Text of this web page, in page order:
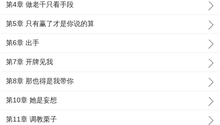
第4章 做老千只看手段
第5章 只有赢了才是你说的算
第6章 出手
第7章 开牌见我
第8章 那也得是我带你
第10章 她是妄想
第11章 调教栗子